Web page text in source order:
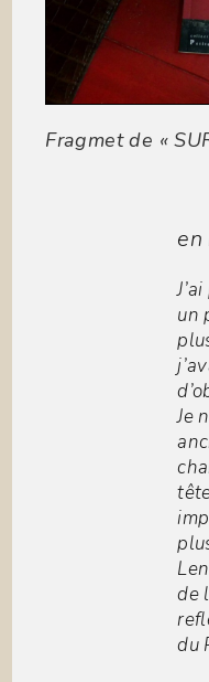
Fragmet de «
en
un
Je
de
du